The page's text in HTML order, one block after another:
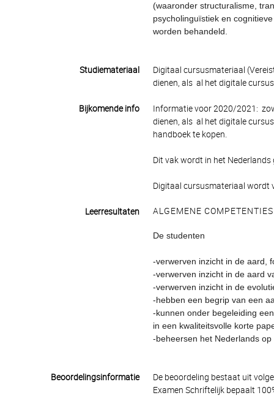
(waaronder structuralisme,
psycholinguïstiek en
worden behandeld.
Studiemateriaal
Digitaal cursusmateriaal
dienen, als al het digitale
Bijkomende info
Informatie voor 2020/2021:
dienen, als al het digitale
handboek te kopen.
Dit vak wordt in het Nederlands
Digitaal cursusmateriaal wordt
Leerresultaten ALGEMENE COMPETENTIES
De studenten
-verwerven inzicht in de aard,
-verwerven inzicht in de aard
-verwerven inzicht in de
-hebben een begrip van een
-kunnen onder begeleiding
in een kwaliteitsvolle korte
-beheersen het Nederlands
Beoordelingsinformatie
De beoordeling bestaat uit
Examen Schriftelijk bepaalt